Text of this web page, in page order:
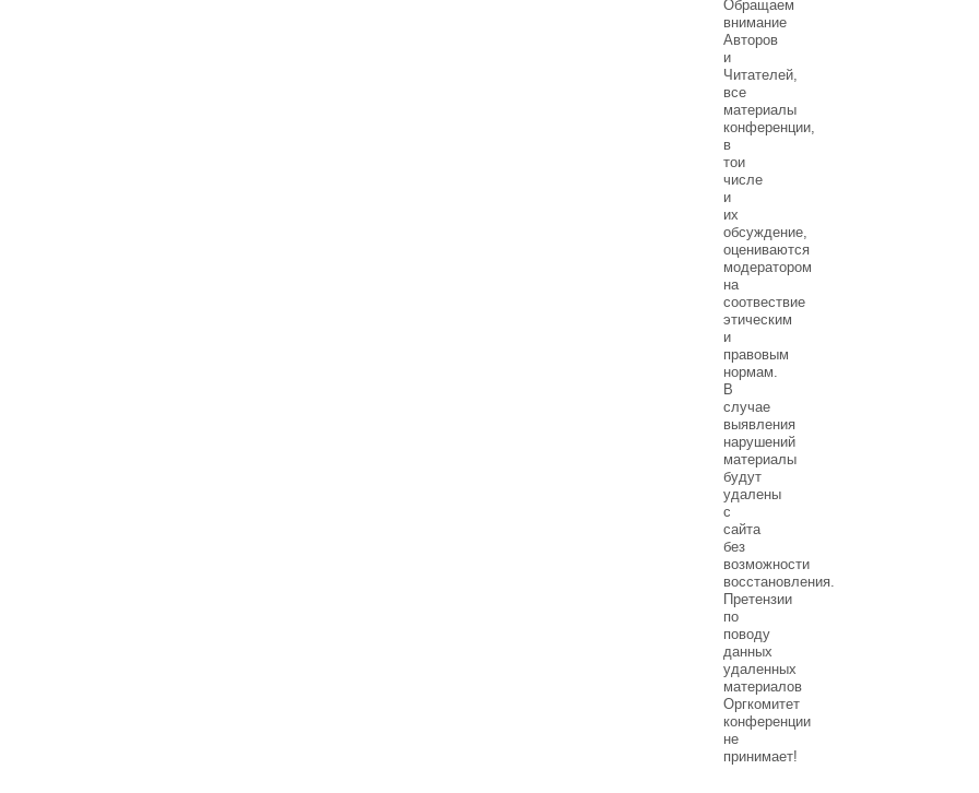
Обращаем
внимание
Авторов
и
Читателей,
все
материалы
конференции,
в
тои
числе
и
их
обсуждение,
оцениваются
модератором
на
соотвествие
этическим
и
правовым
нормам.
В
случае
выявления
нарушений
материалы
будут
удалены
с
сайта
без
возможности
восстановления.
Претензии
по
поводу
данных
удаленных
материалов
Оргкомитет
конференции
не
принимает!